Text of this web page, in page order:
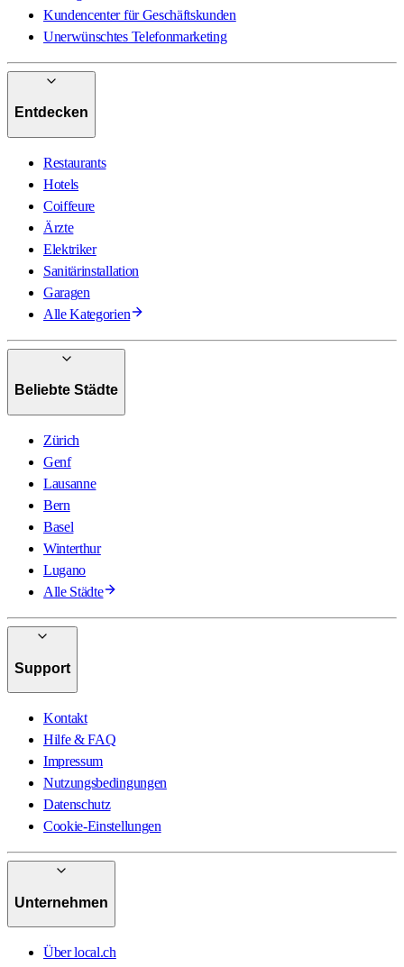
Kundencenter für Geschäftskunden
Unerwünschtes Telefonmarketing
Entdecken
Restaurants
Hotels
Coiffeure
Ärzte
Elektriker
Sanitärinstallation
Garagen
Alle Kategorien
Beliebte Städte
Zürich
Genf
Lausanne
Bern
Basel
Winterthur
Lugano
Alle Städte
Support
Kontakt
Hilfe & FAQ
Impressum
Nutzungsbedingungen
Datenschutz
Cookie-Einstellungen
Unternehmen
Über local.ch